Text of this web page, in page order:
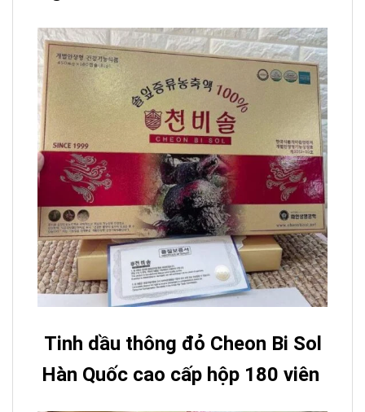
Tinh dầu thông đỏ Cheon Bi Sol
Hàn Quốc cao cấp hộp 180 viên